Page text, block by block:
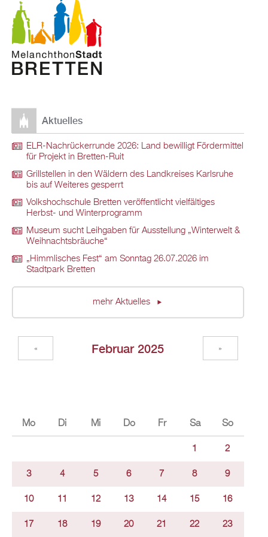
Aktuelles
ELR-Nachrückerrunde 2026: Land bewilligt Fördermittel
für Projekt in Bretten-Ruit
Grillstellen in den Wäldern des Landkreises Karlsruhe
bis auf Weiteres gesperrt
Volkshochschule Bretten veröffentlicht vielfältiges
Herbst- und Winterprogramm
Museum sucht Leihgaben für Ausstellung „Winterwelt &
Weihnachtsbräuche“
„Himmlisches Fest“ am Sonntag 26.07.2026 im
Stadtpark Bretten
mehr Aktuelles
Februar 2025
« »
Mo Di Mi Do Fr Sa So
1 2
3 4 5 6 7 8 9
10 11 12 13 14 15 16
17 18 19 20 21 22 23